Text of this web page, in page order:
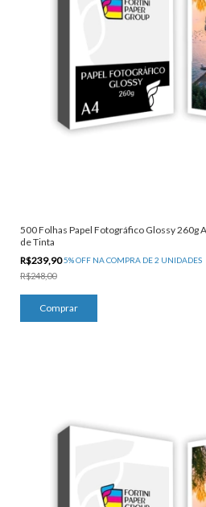
500 Folhas Papel Fotográfico Glossy 260g
de Tinta
R$239,905% OFF NA COMPRA DE 2 UNIDADES
R$248,00